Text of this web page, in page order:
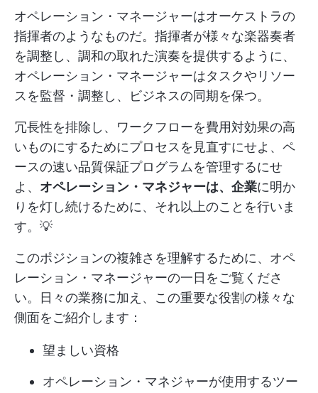
オペレーション・マネージャーはオーケストラの
指揮者のようなものだ。指揮者が様々な楽器奏者
を調整し、調和の取れた演奏を提供するように、
オペレーション・マネージャーはタスクやリソー
スを監督・調整し、ビジネスの同期を保つ。
冗長性を排除し、ワークフローを費用対効果の高
いものにするためにプロセスを見直すにせよ、ペ
ースの速い品質保証プログラムを管理するにせ
よ、 オペレーション・マネジャーは、企業に明か
りを灯し続けるために、それ以上のことを行いま
す。💡
このポジションの複雑さを理解するために、オペ
レーション・マネージャーの一日をご覧くださ
い。日々の業務に加え、この重要な役割の様々な
側面をご紹介します：
望ましい資格
オペレーション・マネジャーが使用するツー